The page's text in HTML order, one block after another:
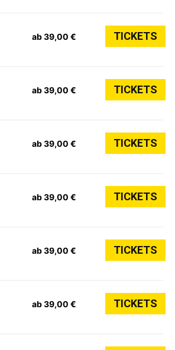
ab 39,00 € TICKETS
ab 39,00 € TICKETS
ab 39,00 € TICKETS
ab 39,00 € TICKETS
ab 39,00 € TICKETS
ab 39,00 € TICKETS